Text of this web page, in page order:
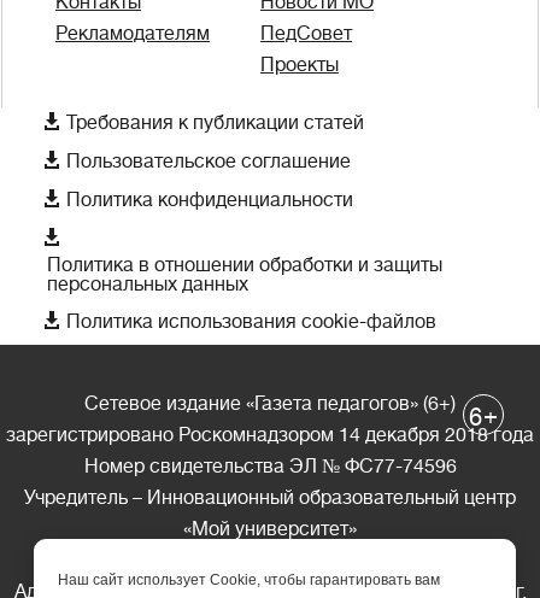
Рекламодателям
ПедСовет
Проекты
 Требования к публикации статей
 Пользовательское соглашение
 Политика конфиденциальности

Политика в отношении обработки и защиты
персональных данных
 Политика использования cookie-файлов
Сетевое издание «Газета педагогов» (6+)
зарегистрировано Роскомнадзором 14 декабря 2018 года
Номер свидетельства ЭЛ № ФС77-74596
Учредитель – Инновационный образовательный центр
«Мой университет»
Адрес редакции: 185035 Россия, Республика Карелия, г.
6+
Наш сайт использует Cookie, чтобы гарантировать вам